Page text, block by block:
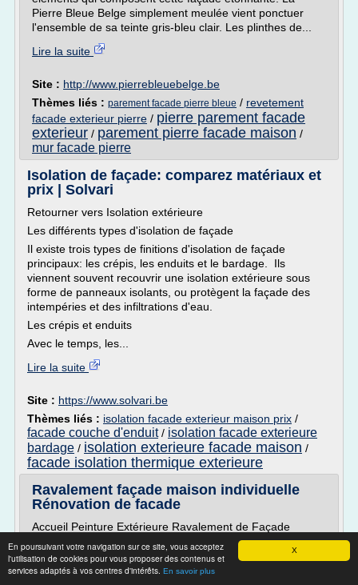
X
En poursuivant votre navigation sur ce site, vous acceptez
l'utilisation de cookies pour vous proposer des contenus et
services adaptés à vos centres d'intérêts. En savoir plus
Pierre Bleue Belge simplement meulée vient ponctuer
l'ensemble de sa teinte gris-bleu clair. Les plinthes de...
Lire la suite
Site : http://www.pierrebleuebelge.be
Thèmes liés : parement facade pierre bleue / revetement
facade exterieur pierre / pierre parement facade
exterieur / parement pierre facade maison /
mur facade pierre
Isolation de façade: comparez matériaux et
prix | Solvari
Retourner vers Isolation extérieure
Les différents types d'isolation de façade
Il existe trois types de finitions d'isolation de façade
principaux: les crépis, les enduits et le bardage. Ils
viennent souvent recouvrir une isolation extérieure sous
forme de panneaux isolants, ou protègent la façade des
intempéries et des infiltrations d'eau.
Les crépis et enduits
Avec le temps, les...
Lire la suite
Site : https://www.solvari.be
Thèmes liés : isolation facade exterieur maison prix /
facade couche d'enduit/ isolation facade exterieure
bardage / isolation exterieure facade maison /
facade isolation thermique exterieure
Ravalement façade maison individuelle
Rénovation de facade
Accueil Peinture Extérieure Ravalement de Façade
Société de peinture pour ravaler vos façades extérieure:
Quick Peinture est une entreprise de peinture et de
rénovation bâtiment, localiser a Ville-d'Avray 92410 dans